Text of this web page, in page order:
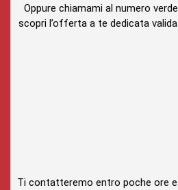
Oppure chiamami al numero
scopri l’offerta a te dedicata
Ti contatteremo entro poche ore